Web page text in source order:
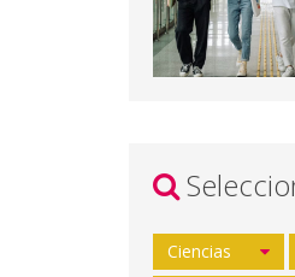
Ciencias